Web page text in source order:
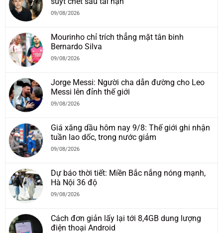
09/08/2026
Mourinho chỉ trích thẳng mặt tân binh
Bernardo Silva
09/08/2026
Jorge Messi: Người cha dẫn đường cho Leo
Messi lên đỉnh thế giới
09/08/2026
Giá xăng dầu hôm nay 9/8: Thế giới ghi nhận
tuần lao dốc, trong nước giảm
09/08/2026
Dự báo thời tiết: Miền Bắc nắng nóng mạnh,
Hà Nội 36 độ
09/08/2026
Cách đơn giản lấy lại tới 8,4GB dung lượng
điện thoại Android